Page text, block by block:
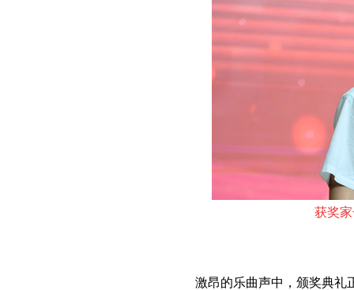
获奖
激昂的乐曲声中，颁奖典礼